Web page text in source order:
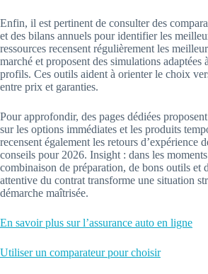
Enfin, il est pertinent de consulter des
et des bilans annuels pour identifier les
ressources recensent régulièrement les
marché et proposent des simulations adaptées
profils. Ces outils aident à orienter le choix
entre prix et garanties.
Pour approfondir, des pages dédiées
sur les options immédiates et les produits
recensent également les retours d’expérience
conseils pour 2026. Insight : dans les
combinaison de préparation, de bons outils et
attentive du contrat transforme une situation
démarche maîtrisée.
En savoir plus sur l’assurance auto en ligne
Utiliser un comparateur pour choisir